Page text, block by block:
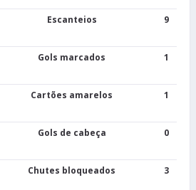
Escanteios 9
Gols marcados 1
Cartões amarelos 1
Gols de cabeça 0
Chutes bloqueados 3